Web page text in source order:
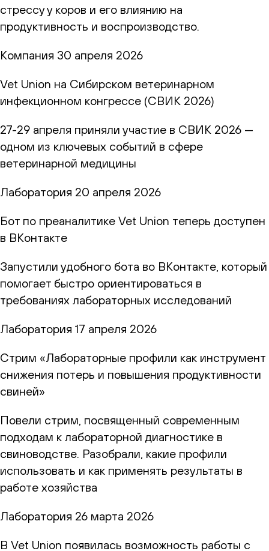
стрессу у коров и его влиянию на
продуктивность и воспроизводство.
Компания 30 апреля 2026
Vet Union на Сибирском ветеринарном
инфекционном конгрессе (СВИК 2026)
27-29 апреля приняли участие в СВИК 2026 —
одном из ключевых событий в сфере
ветеринарной медицины
Лаборатория 20 апреля 2026
Бот по преаналитике Vet Union теперь доступен
в ВКонтакте
Запустили удобного бота во ВКонтакте, который
помогает быстро ориентироваться в
требованиях лабораторных исследований
Лаборатория 17 апреля 2026
Стрим «Лабораторные профили как инструмент
снижения потерь и повышения продуктивности
свиней»
Повели стрим, посвященный современным
подходам к лабораторной диагностике в
свиноводстве. Разобрали, какие профили
использовать и как применять результаты в
работе хозяйства
Лаборатория 26 марта 2026
В Vet Union появилась возможность работы с